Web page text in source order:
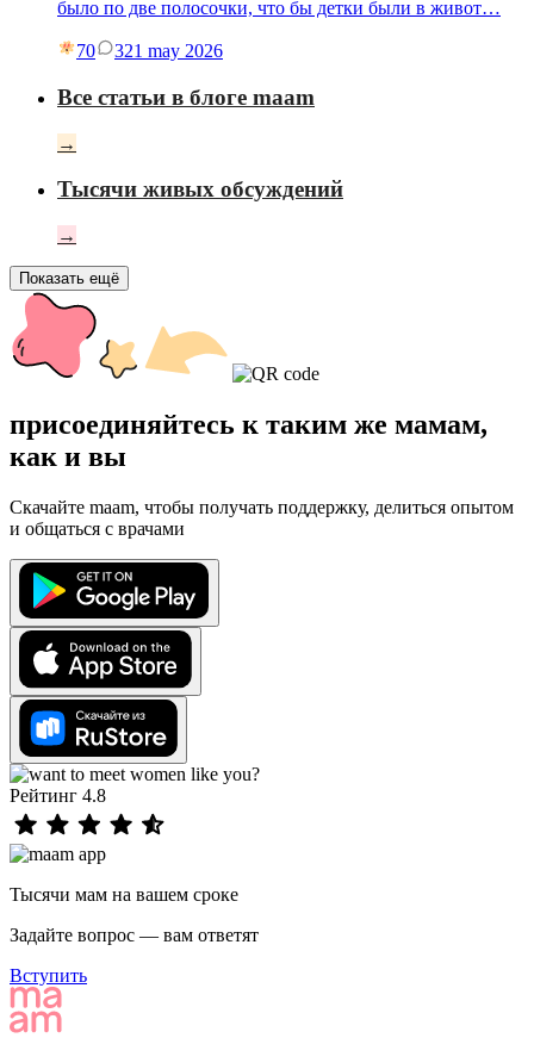
было по две полосочки, что бы детки были в живот…
70 321 may 2026
Все статьи в блоге maam
→
Тысячи живых обсуждений
→
Показать ещё
присоединяйтесь к таким же мамам,
как и вы
Скачайте maam, чтобы получать поддержку, делиться опытом
и общаться с врачами
Рейтинг 4.8
Тысячи мам на вашем сроке
Задайте вопрос — вам ответят
Вступить